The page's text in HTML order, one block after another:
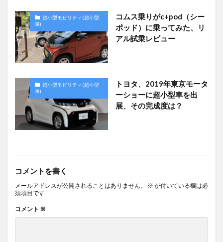
超小型モビリティ(超小型
車)
コムス乗りがc+pod（シー
ポッド）に乗ってみた、リ
アル試乗レビュー
超小型モビリティ(超小型
車)
トヨタ、2019年東京モータ
ーショーに超小型車を出
展、その完成度は？
コメントを書く
メールアドレスが公開されることはありません。 ※ が付いている欄は必
須項目です
コメント ※